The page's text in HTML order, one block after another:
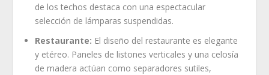
de los techos destaca con una espectacular
selección de lámparas suspendidas.
Restaurante: El diseño del restaurante es elegante
y etéreo. Paneles de listones verticales y una celosía
de madera actúan como separadores sutiles,